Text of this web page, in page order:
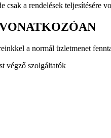
a rendelések teljesítésére
a normál üzletmenet
végző szolgáltatók